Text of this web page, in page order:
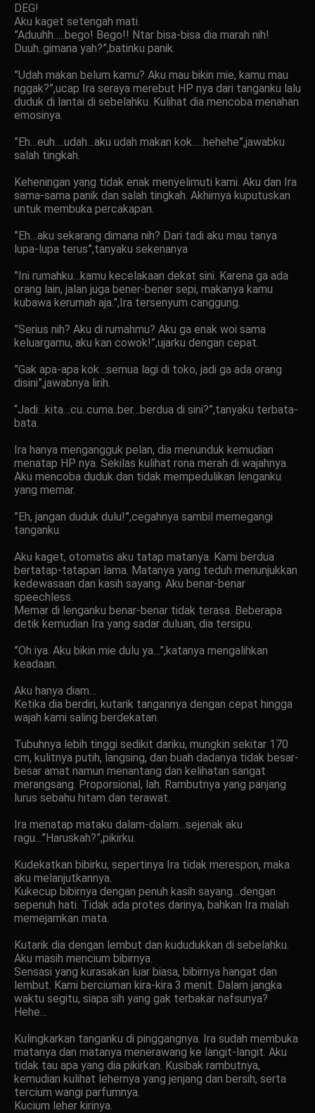
DEG!
Aku kaget setengah mati.
”Aduuhh…..bego! Bego!! Ntar bisa-bisa dia marah nih!
Duuh..gimana yah?”,batinku panik.
”Udah makan belum kamu? Aku mau bikin mie, kamu mau
nggak?”,ucap Ira seraya merebut HP nya dari tanganku lalu
duduk di lantai di sebelahku. Kulihat dia mencoba menahan
emosinya.
”Eh…euh….udah…aku udah makan kok…..hehehe”,jawabku
salah tingkah.
Keheningan yang tidak enak menyelimuti kami. Aku dan Ira
sama-sama panik dan salah tingkah. Akhirnya kuputuskan
untuk membuka percakapan.
”Eh…aku sekarang dimana nih? Dari tadi aku mau tanya
lupa-lupa terus”,tanyaku sekenanya
”Ini rumahku…kamu kecelakaan dekat sini. Karena ga ada
orang lain, jalan juga bener-bener sepi, makanya kamu
kubawa kerumah aja.”,Ira tersenyum canggung.
”Serius nih? Aku di rumahmu? Aku ga enak woi sama
keluargamu, aku kan cowok!”,ujarku dengan cepat.
”Gak apa-apa kok…semua lagi di toko, jadi ga ada orang
disini”,jawabnya lirih.
“Jadi…kita…cu..cuma..ber…berdua di sini?”,tanyaku terbata-
bata.
Ira hanya mengangguk pelan, dia menunduk kemudian
menatap HP nya. Sekilas kulihat rona merah di wajahnya.
Aku mencoba duduk dan tidak mempedulikan lenganku
yang memar.
”Eh, jangan duduk dulu!”,cegahnya sambil memegangi
tanganku.
Aku kaget, otomatis aku tatap matanya. Kami berdua
bertatap-tatapan lama. Matanya yang teduh menunjukkan
kedewasaan dan kasih sayang. Aku benar-benar
speechless.
Memar di lenganku benar-benar tidak terasa. Beberapa
detik kemudian Ira yang sadar duluan, dia tersipu.
”Oh iya. Aku bikin mie dulu ya…”,katanya mengalihkan
keadaan.
Aku hanya diam…
Ketika dia berdiri, kutarik tangannya dengan cepat hingga
wajah kami saling berdekatan.
Tubuhnya lebih tinggi sedikit dariku, mungkin sekitar 170
cm, kulitnya putih, langsing, dan buah dadanya tidak besar-
besar amat namun menantang dan kelihatan sangat
merangsang. Proporsional, lah. Rambutnya yang panjang
lurus sebahu hitam dan terawat.
Ira menatap mataku dalam-dalam…sejenak aku
ragu…”Haruskah?”,pikirku.
Kudekatkan bibirku, sepertinya Ira tidak merespon, maka
aku melanjutkannya.
Kukecup bibirnya dengan penuh kasih sayang…dengan
sepenuh hati. Tidak ada protes darinya, bahkan Ira malah
memejamkan mata.
Kutarik dia dengan lembut dan kududukkan di sebelahku.
Aku masih mencium bibirnya.
Sensasi yang kurasakan luar biasa, bibirnya hangat dan
lembut. Kami berciuman kira-kira 3 menit. Dalam jangka
waktu segitu, siapa sih yang gak terbakar nafsunya?
Hehe…
Kulingkarkan tanganku di pinggangnya. Ira sudah membuka
matanya dan matanya menerawang ke langit-langit. Aku
tidak tau apa yang dia pikirkan. Kusibak rambutnya,
kemudian kulihat lehernya yang jenjang dan bersih, serta
tercium wangi parfumnya.
Kucium leher kirinya.